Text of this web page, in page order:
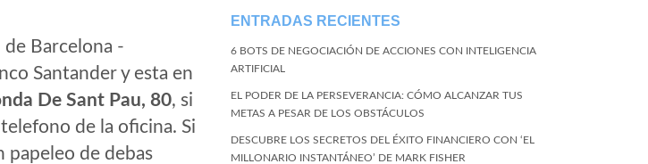
de Barcelona -
Santander y esta en
De Sant Pau, 80, si
de la oficina. Si
papeleo de debas
ENTRADAS RECIENTES
6 BOTS DE NEGOCIACIÓN DE ACCIONES CON INTELIGENCIA
ARTIFICIAL
EL PODER DE LA PERSEVERANCIA: CÓMO ALCANZAR TUS
METAS A PESAR DE LOS OBSTÁCULOS
DESCUBRE LOS SECRETOS DEL ÉXITO FINANCIERO CON ‘EL
MILLONARIO INSTANTÁNEO’ DE MARK FISHER